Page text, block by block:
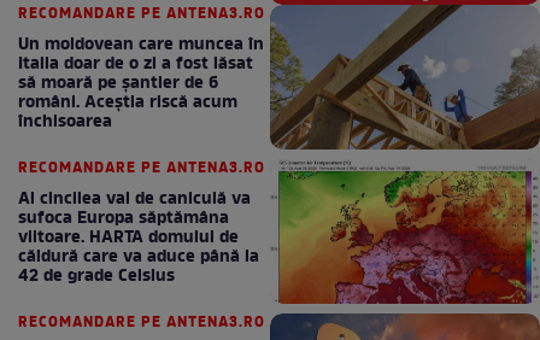
RECOMANDARE PE ANTENA3.RO
Un moldovean care muncea în
Italia doar de o zi a fost lăsat
să moară pe şantier de 6
români. Aceștia riscă acum
închisoarea
RECOMANDARE PE ANTENA3.RO
Al cincilea val de caniculă va
sufoca Europa săptămâna
viitoare. HARTA domului de
căldură care va aduce până la
42 de grade Celsius
RECOMANDARE PE ANTENA3.RO